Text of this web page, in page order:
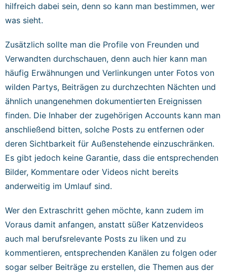
hilfreich dabei sein, denn so kann man bestimmen, wer
was sieht.
Zusätzlich sollte man die Profile von Freunden und
Verwandten durchschauen, denn auch hier kann man
häufig Erwähnungen und Verlinkungen unter Fotos von
wilden Partys, Beiträgen zu durchzechten Nächten und
ähnlich unangenehmen dokumentierten Ereignissen
finden. Die Inhaber der zugehörigen Accounts kann man
anschließend bitten, solche Posts zu entfernen oder
deren Sichtbarkeit für Außenstehende einzuschränken.
Es gibt jedoch keine Garantie, dass die entsprechenden
Bilder, Kommentare oder Videos nicht bereits
anderweitig im Umlauf sind.
Wer den Extraschritt gehen möchte, kann zudem im
Voraus damit anfangen, anstatt süßer Katzenvideos
auch mal berufsrelevante Posts zu liken und zu
kommentieren, entsprechenden Kanälen zu folgen oder
sogar selber Beiträge zu erstellen, die Themen aus der